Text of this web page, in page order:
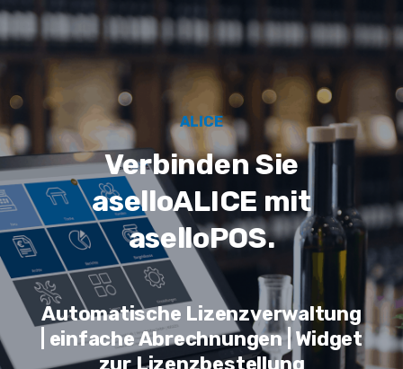
ALICE
Verbinden Sie
aselloALICE mit
aselloPOS.
Automatische Lizenzverwaltung
| einfache Abrechnungen | Widget
zur Lizenzbestellung